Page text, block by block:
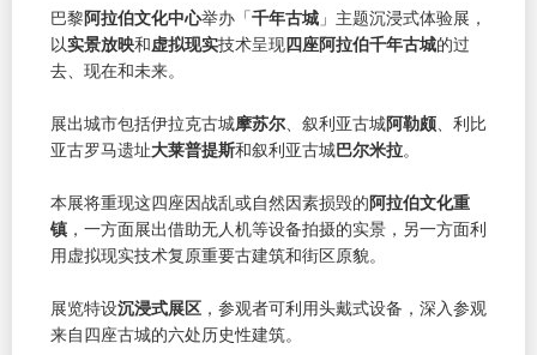
巴黎阿拉伯文化中心举办「千年古城 」主题沉浸式体验展，
以实景放映和虚拟现实技术呈现四座阿拉伯千年古城的过
去、现在和未来。
展出城市包括伊拉克古城摩苏尔 、叙利亚古城阿勒颇 、利比
亚古罗马遗址大莱普提斯和叙利亚古城巴尔米拉。
本展将重现这四座因战乱或自然因素损毁的阿拉伯文化重
镇 ，一方面展出借助无人机等设备拍摄的实景，另一方面利
用虚拟现实技术复原重要古建筑和街区原貌。
展览特设沉浸式展区 ，参观者可利用头戴式设备，深入参观
来自四座古城的六处历史性建筑。